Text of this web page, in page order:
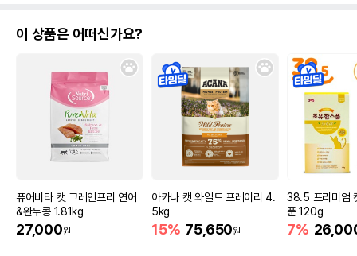
이 상품은 어떠신가요?
퓨어비타 캣 그레인프리 연어
&완두콩 1.81kg
27,000원
아카나 캣 와일드 프레이리 4.
5kg
15% 75,650원
38.5 프리미엄
푼 120g
7%